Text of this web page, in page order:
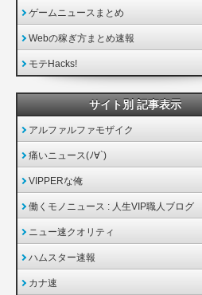
ゲームニュースまとめ
Webの稼ぎ方まとめ速報
モテHacks!
サイト別 記事表示
アルファルファモザイク
痛いニュース(ﾉ∀`)
VIPPERな俺
働くモノニュース : 人生VIP職人ブログ
ニュー速クオリティ
ハムスター速報
カナ速